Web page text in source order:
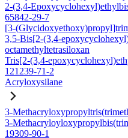
2-(3,4-
65842-29-7
[3-
3,5-Bis[2-(3,4-
octamethyltetrasiloxan
Tris[2-(3,4-
121239-71-2
Acryloxysilane
3-
3-
19309-90-1